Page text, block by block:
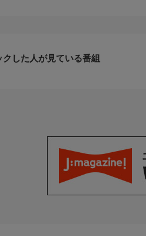
した人が見ている番組